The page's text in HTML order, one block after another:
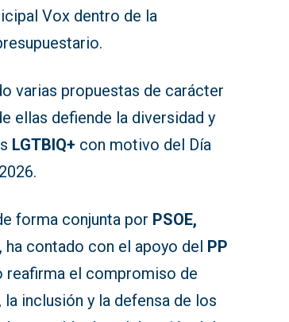
Vox dentro de la
varias propuestas de carácter
ellas defiende la diversidad y
LGTBIQ+ con motivo del Día
forma conjunta por PSOE,
, ha contado con el apoyo del PP
reafirma el compromiso de
inclusión y la defensa de los